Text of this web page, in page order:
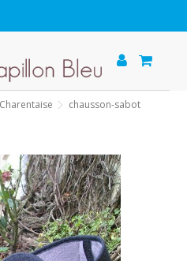
Charentaise
chausson-sabot